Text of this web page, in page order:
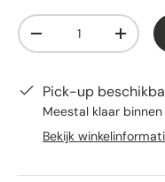
Aantal
-
+
Pick-up
Meestal klaar
Bekijk